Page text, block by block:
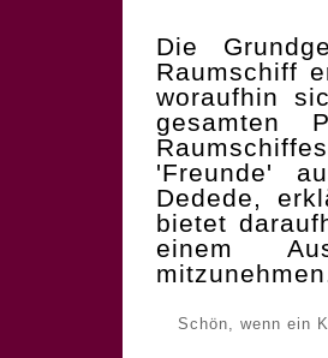
Die
Raumschiff
woraufhin
gesamten
'Freunde'
Dedede,
bietet
einem
Schön, wenn ein